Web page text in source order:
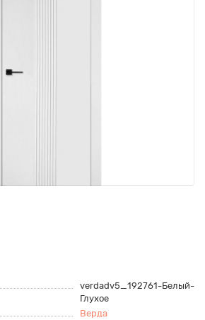
verdadv5_192761-Белый-
Глухое
Верда